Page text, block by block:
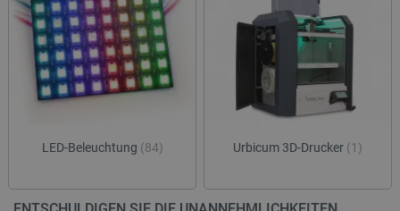
LED-Beleuchtung (84) Urbicum 3D-Drucker (1)